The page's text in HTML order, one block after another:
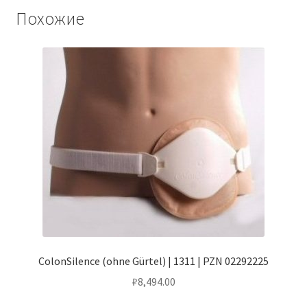
Похожие
ColonSilence (ohne Gürtel) | 1311 | PZN 02292225
₽8,494.00